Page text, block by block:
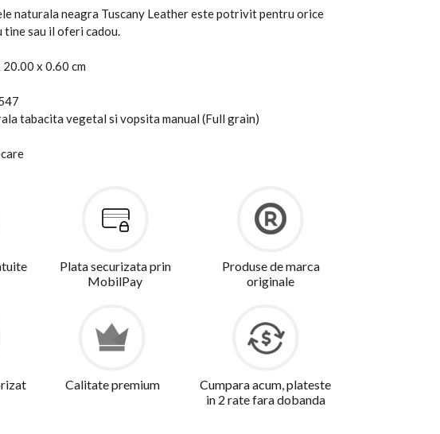
naturala neagra Tuscany Leather este potrivit pentru orice
tine sau il oferi cadou.
x 0.60 cm
tabacita vegetal si vopsita manual (Full grain)
Plata securizata prin
MobilPay
Produse de marca
originale
Calitate premium
Cumpara acum, plateste
in 2 rate fara dobanda